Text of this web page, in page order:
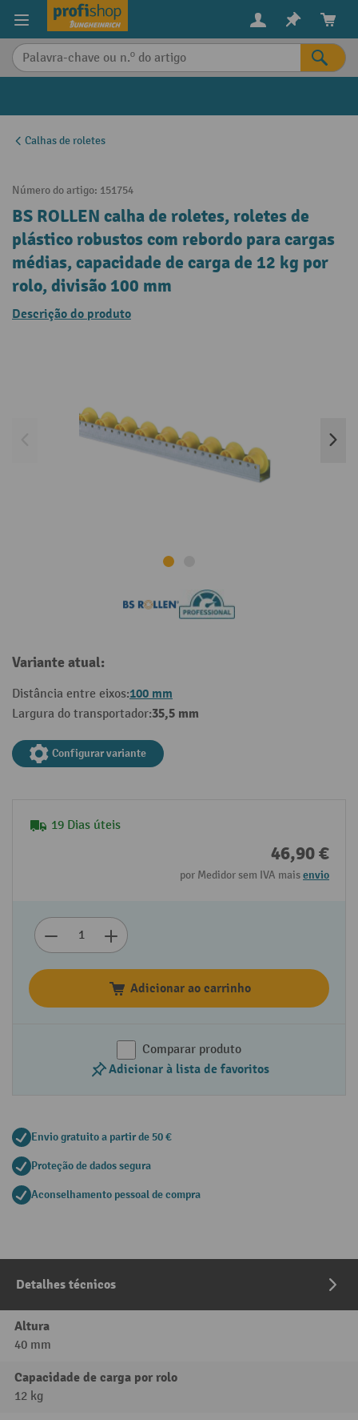
principal
Calhas de roletes
Número do artigo: 151754
BS ROLLEN calha de roletes, roletes de
plástico robustos com rebordo para cargas
médias, capacidade de carga de 12 kg por
rolo, divisão 100 mm
Descrição do produto
Variante atual:
Distância entre eixos:100 mm
Largura do transportador:35,5 mm
Configurar variante
19 Dias úteis
46,90 €
por Medidor sem IVA maisenvio
Adicionar ao carrinho
Comparar produto
Adicionar à lista de favoritos
Envio gratuito a partir de 50 €
Proteção de dados segura
Aconselhamento pessoal de compra
Detalhes técnicos
Altura
40 mm
Capacidade de carga por rolo
12 kg